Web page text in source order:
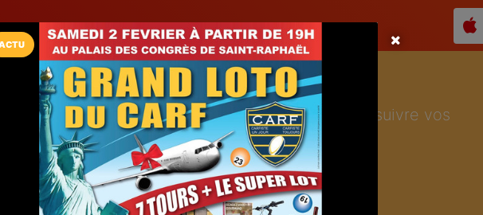
Installez l'App LaCarte
Téléchargez gratuitement l'app LaCarte pour suivre vos
commerces favoris et ne rien rater !
Télécharger Plus tard